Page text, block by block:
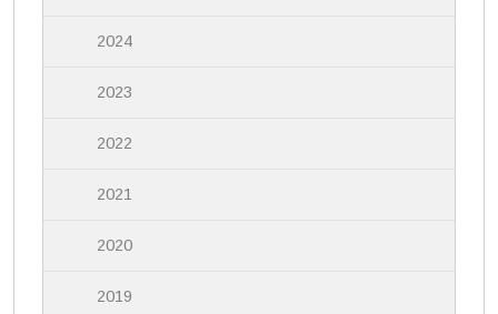
2024
2023
2022
2021
2020
2019